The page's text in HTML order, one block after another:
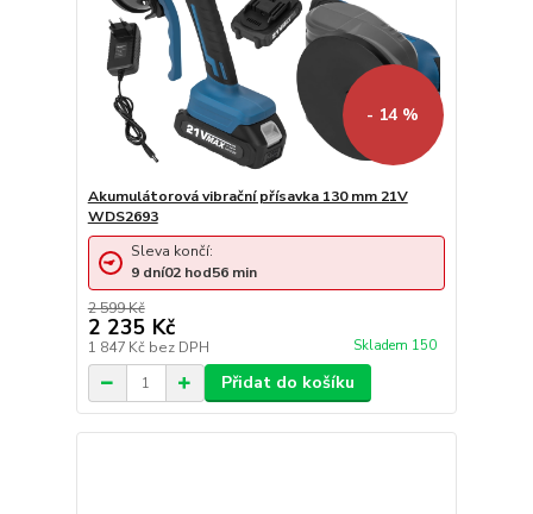
- 14 %
Akumulátorová vibrační přísavka 130 mm 21V
WDS2693
2 599 Kč
2 235 Kč
1 847 Kč bez DPH Skladem 150
Sleva končí:
9 dní02 hod56 min
Přidat do košíku